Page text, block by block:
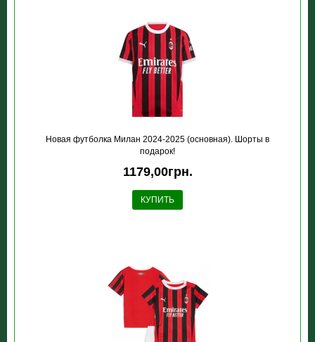
Новая футболка Милан 2024-2025 (основная). Шорты в
подарок!
1179,00грн.
КУПИТЬ